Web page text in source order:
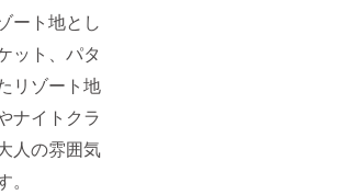
ート地とし
ット、パタ
リゾート地
ナイトクラ
人の雰囲気